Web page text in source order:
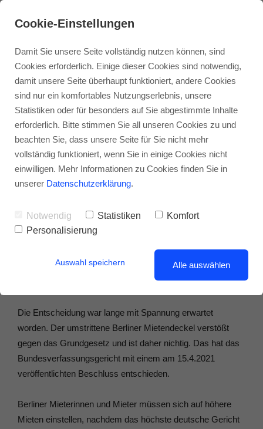
Berliner Mietendeckel ist verfassungswidrig
Die Entscheidung war lange mit Spannung erwartet
worden. Der umstrittene Berliner Mietendeckel verstößt
gegen das Grundgesetz und ist daher nichtig. Das hat das
Bundesverfassungsgericht mit einem am 15.4.2021
veröffentlichten Beschluss entschieden.
Berliner Mieterinnen und Mieter müssen sich auf höhere
Mieten einstellen, nachdem das höchste deutsche Gericht
Cookie-Einstellungen
Damit Sie unsere Seite vollständig nutzen können, sind
Cookies erforderlich. Einige dieser Cookies sind notwendig,
damit unsere Seite überhaupt funktioniert, andere Cookies
sind nur ein komfortables Nutzungserlebnis, unsere
Statistiken oder für besonders auf Sie abgestimmte Inhalte
erforderlich. Bitte stimmen Sie all unseren Cookies zu und
beachten Sie, dass unsere Seite für Sie nicht mehr
vollständig funktioniert, wenn Sie in einige Cookies nicht
einwilligen. Mehr Informationen zu Cookies finden Sie in
unserer Datenschutzerklärung.
Notwendig Statistiken
Komfort
Personalisierung
Auswahl speichern Alle auswählen